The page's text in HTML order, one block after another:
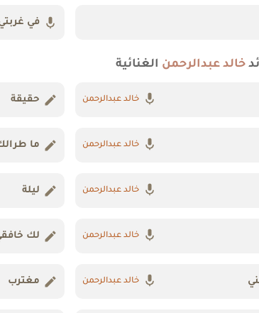
في
خالد عبدالرحمن الغنائية
خالد عبدالرحمن حقيقة
خالد عبدالرحمن ما
خالد عبدالرحمن ليلة
خالد عبدالرحمن لك
خالد عبدالرحمن مغترب